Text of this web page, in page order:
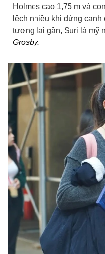
Holmes cao 1,75 m và
lệch nhiều khi đứng cạnh
tương lai gần, Suri là mỹ
Grosby.